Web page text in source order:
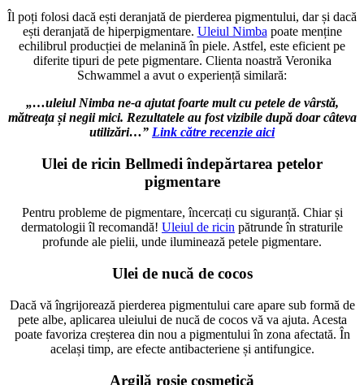
Îl poți folosi dacă ești deranjată de pierderea pigmentului, dar și dacă
ești deranjată de hiperpigmentare. Uleiul Nimba poate menține
echilibrul producției de melanină în piele. Astfel, este eficient pe
diferite tipuri de pete pigmentare. Clienta noastră Veronika
Schwammel a avut o experiență similară:
„…uleiul Nimba ne-a ajutat foarte mult cu petele de vârstă,
mătreața și negii mici. Rezultatele au fost vizibile după doar câteva
utilizări…” Link către recenzie aici
Ulei de ricin Bellmedi îndepărtarea petelor
pigmentare
Pentru probleme de pigmentare, încercați cu siguranță. Chiar și
dermatologii îl recomandă! Uleiul de ricin pătrunde în straturile
profunde ale pielii, unde iluminează petele pigmentare.
Ulei de nucă de cocos
Dacă vă îngrijorează pierderea pigmentului care apare sub formă de
pete albe, aplicarea uleiului de nucă de cocos vă va ajuta. Acesta
poate favoriza creșterea din nou a pigmentului în zona afectată. În
același timp, are efecte antibacteriene și antifungice.
Argilă roșie cosmetică